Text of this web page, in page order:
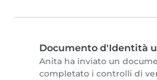
Documento d'Identità
Anita ha inviato un
completato i controlli di